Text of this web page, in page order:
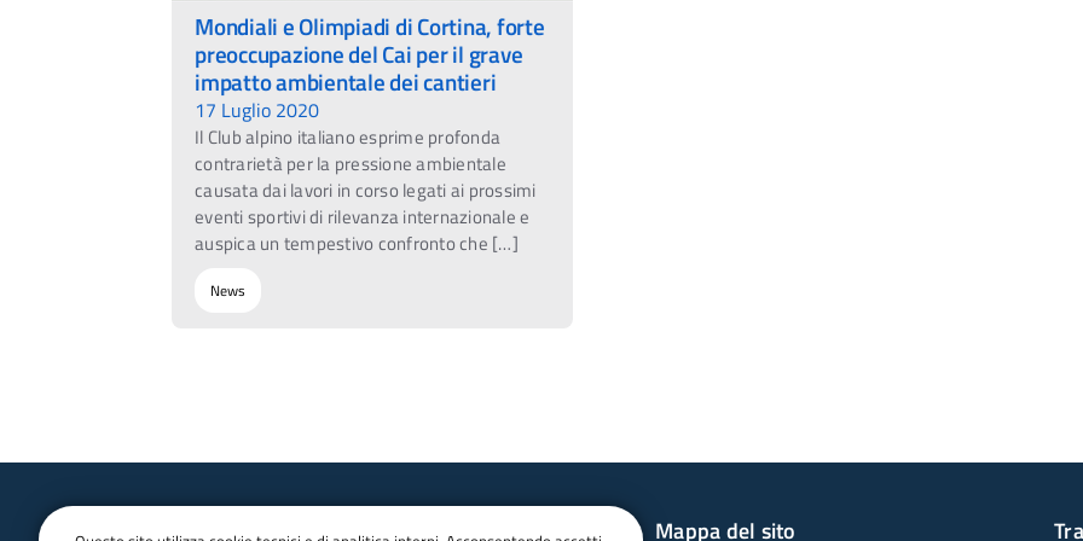
Mondiali e Olimpiadi di Cortina, forte
preoccupazione del Cai per il grave
impatto ambientale dei cantieri
17 Luglio 2020
Il Club alpino italiano esprime profonda
contrarietà per la pressione ambientale
causata dai lavori in corso legati ai prossimi
eventi sportivi di rilevanza internazionale e
auspica un tempestivo confronto che […]
News
Mappa del sito